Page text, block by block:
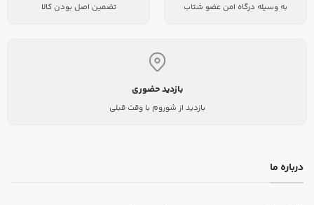
به وسیله درگاه امن عضو شتاب تضمین اصل بودن کالا
بازدید حضوری
بازدید از شوروم با وقت قبلی
درباره ما